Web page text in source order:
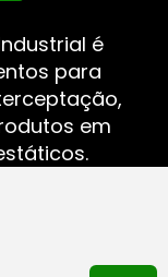
é
para
em